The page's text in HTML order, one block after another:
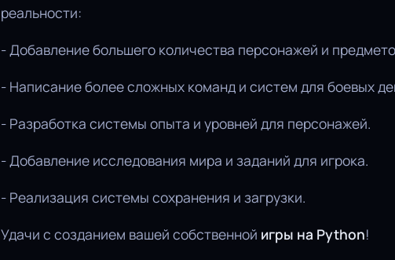
реальности:
- Добавление большего количества персонажей и
- Написание более сложных команд и систем для боевых
- Разработка системы опыта и уровней для персонажей.
- Добавление исследования мира и заданий для игрока.
- Реализация системы сохранения и загрузки.
Удачи с созданием вашей собственной игры на Python!